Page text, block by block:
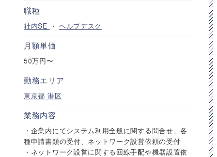
職種
社内SE ・ ヘルプデスク
月額単価
50万円〜
勤務エリア
東京都 港区
業務内容
・企業内にてシステム利用全般に関する問合せ、各
種申請書類の受付、ネットワーク設営依頼の受付
・ネットワーク設営に関する回線手配や機器設置依